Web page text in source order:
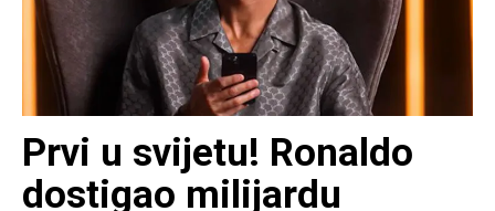
Prvi u svijetu! Ronaldo
dostigao milijardu